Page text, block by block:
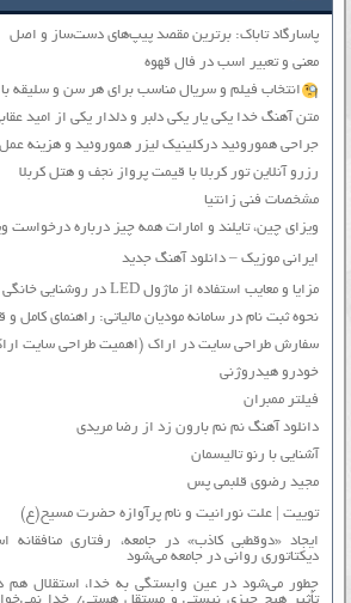
پاسارگاد تاباک: برترین مقصد پیپ‌های دست‌ساز و اصل
معنی و تعبیر اسب در فال قهوه
انتخاب فیلم و سریال مناسب برای هر سن و سلیقه
متن آهنگ خدا یکی یار یکی دلبر و دلدار یکی از امید
جراحی هموروئید درکلینیک لیزر هموروئید و هزینه عمل
رزرو آنلاین تور کربلا با قیمت پرواز نجف و هتل کربلا
مشخصات فنی زانتیا
ویزای چین، تایلند و امارات همه چیز درباره درخواست
ایرانی موزیک – دانلود آهنگ جدید
مزایا و معایب استفاده از ماژول LED در روشنایی خانگی
نحوه ثبت نام در سامانه مودیان مالیاتی: راهنمای کامل و
سفارش طراحی سایت در اراک (اهمیت طراحی سایت
خودرو هیدروژنی
فیلتر ممبران
دانلود آهنگ نم نم بارون زد از رضا مریدی
آشنایی با رنو تالیسمان
مجید رضوی قلبمی پس
توییت | علت نورانیت و نام پرآوازه حضرت مسیح(ع)
ایجاد «دوقطبی کاذب» در جامعه، رفتاری
دیکتاتوری روانی در جامعه می‌شود
چطور می‌شود در عین وابستگی به خدا، استقلال